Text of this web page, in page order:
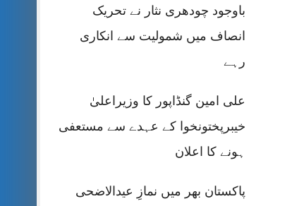
باوجود چودھری نثار نے تحریک
انصاف میں شمولیت سے انکاری
رہے
علی امین گنڈاپور کا وزیراعلیٰ
خیبرپختونخوا کے عہدے سے مستعفی
ہونے کا اعلان
پاکستان بھر میں نمازِ عیدالاضحی